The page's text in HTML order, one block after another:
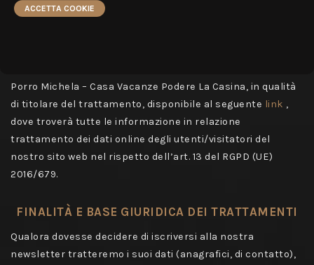
ACCETTA COOKIE
Porro Michela – Casa Vacanze Podere La Casina, in qualità
di titolare del trattamento, disponibile al seguente link ,
dove troverà tutte le informazione in relazione
trattamento dei dati online degli utenti/visitatori del
nostro sito web nel rispetto dell’art. 13 del RGPD (UE)
2016/679.
FINALITÀ E BASE GIURIDICA DEI TRATTAMENTI
Qualora dovesse decidere di iscriversi alla nostra
newsletter tratteremo i suoi dati (anagrafici, di contatto),